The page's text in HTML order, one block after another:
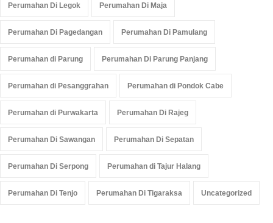
Perumahan Di Legok Perumahan Di Maja
Perumahan Di Pagedangan Perumahan Di Pamulang
Perumahan di Parung Perumahan Di Parung Panjang
Perumahan di Pesanggrahan Perumahan di Pondok Cabe
Perumahan di Purwakarta Perumahan Di Rajeg
Perumahan Di Sawangan Perumahan Di Sepatan
Perumahan Di Serpong Perumahan di Tajur Halang
Perumahan Di Tenjo Perumahan Di Tigaraksa Uncategorized